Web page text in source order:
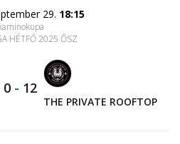
29. 18:15
HÉTFŐ 2025 ŐSZ
0 - 12
THE PRIVATE ROOFTOP